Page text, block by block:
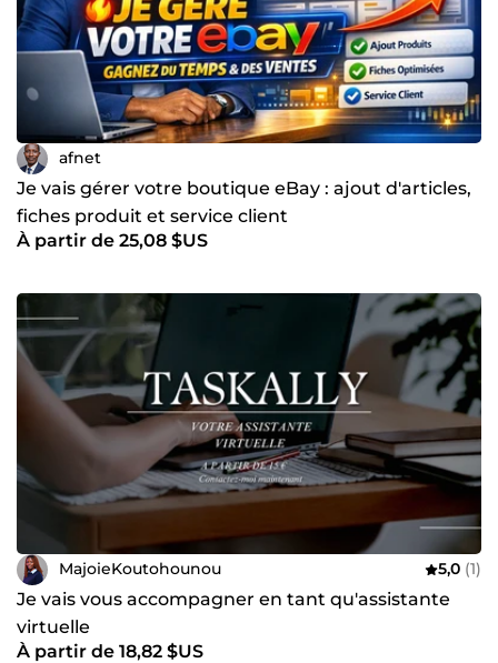
afnet
Je vais gérer votre boutique eBay : ajout d'articles,
fiches produit et service client
À partir de 25,08 $US
MajoieKoutohounou 5,0 (1)
Je vais vous accompagner en tant qu'assistante
virtuelle
À partir de 18,82 $US